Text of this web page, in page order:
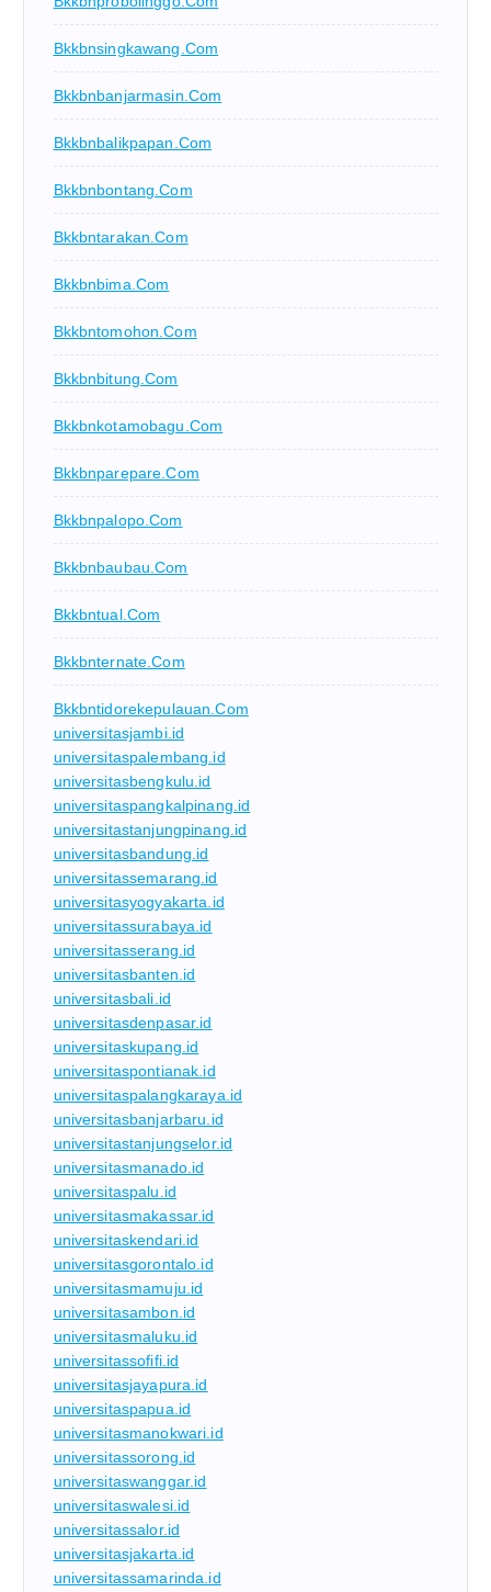
Bkkbnsingkawang.com
Bkkbnbanjarmasin.com
Bkkbnbalikpapan.com
Bkkbnbontang.com
Bkkbntarakan.com
Bkkbnbima.com
Bkkbntomohon.com
Bkkbnbitung.com
Bkkbnkotamobagu.com
Bkkbnparepare.com
Bkkbnpalopo.com
Bkkbnbaubau.com
Bkkbntual.com
Bkkbnternate.com
Bkkbntidorekepulauan.com
universitasjambi.id
universitaspalembang.id
universitasbengkulu.id
universitaspangkalpinang.id
universitastanjungpinang.id
universitasbandung.id
universitassemarang.id
universitasyogyakarta.id
universitassurabaya.id
universitasserang.id
universitasbanten.id
universitasbali.id
universitasdenpasar.id
universitaskupang.id
universitaspontianak.id
universitaspalangkaraya.id
universitasbanjarbaru.id
universitastanjungselor.id
universitasmanado.id
universitaspalu.id
universitasmakassar.id
universitaskendari.id
universitasgorontalo.id
universitasmamuju.id
universitasambon.id
universitasmaluku.id
universitassofifi.id
universitasjayapura.id
universitaspapua.id
universitasmanokwari.id
universitassorong.id
universitaswanggar.id
universitaswalesi.id
universitassalor.id
universitasjakarta.id
universitassamarinda.id